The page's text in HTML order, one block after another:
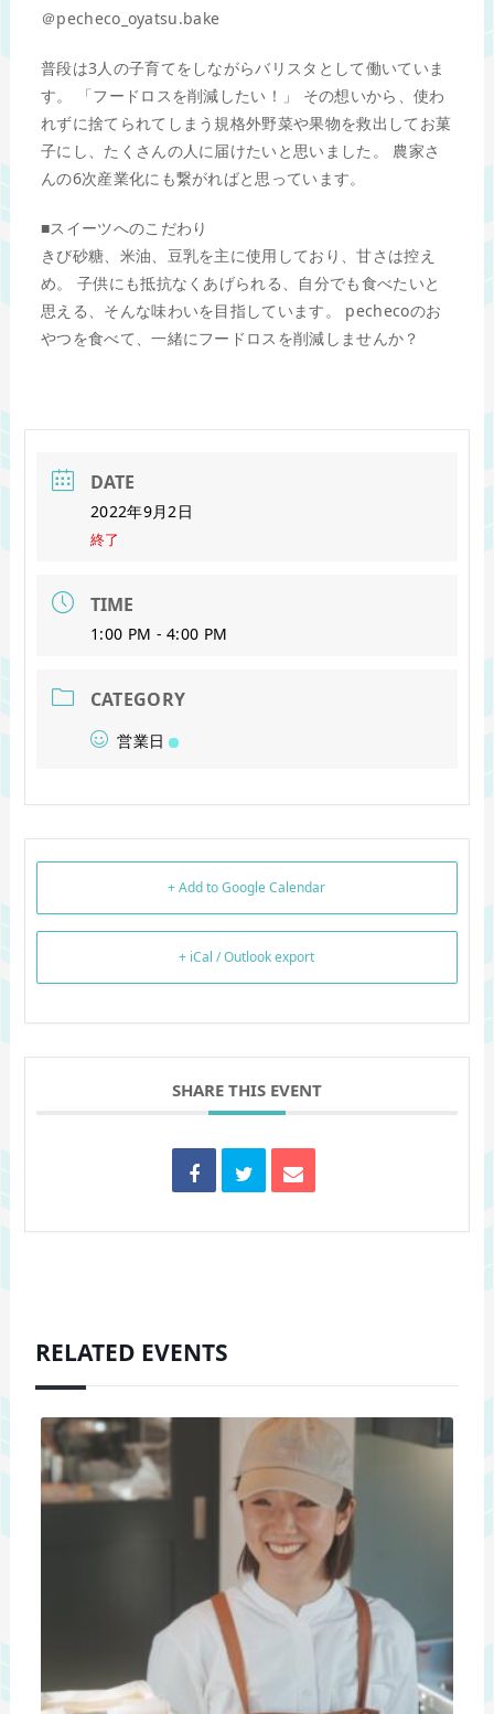
＠pecheco_oyatsu.bake
普段は3人の子育てをしながらバリスタとして働いていま
す。 「フードロスを削減したい！」 その想いから、使わ
れずに捨てられてしまう規格外野菜や果物を救出してお菓
子にし、たくさんの人に届けたいと思いました。 農家さ
んの6次産業化にも繋がればと思っています。
■スイーツへのこだわり
きび砂糖、米油、豆乳を主に使用しており、甘さは控え
め。 子供にも抵抗なくあげられる、自分でも食べたいと
思える、そんな味わいを目指しています。 pechecoのお
やつを食べて、一緒にフードロスを削減しませんか？
DATE
2022年9月2日
終了
TIME
1:00 PM - 4:00 PM
CATEGORY
営業日
+ Add to Google Calendar
+ iCal / Outlook export
SHARE THIS EVENT
RELATED EVENTS